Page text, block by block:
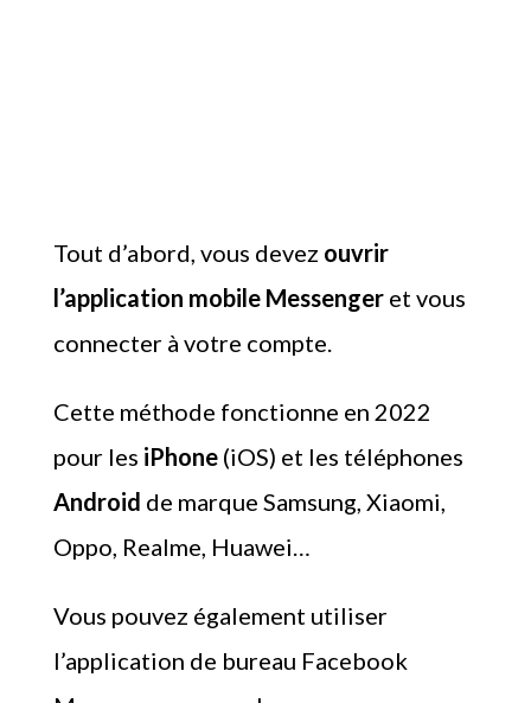
Tout d’abord, vous devez ouvrir
l’application mobile Messengeret vous
connecter à votre compte.
Cette méthode fonctionne en 2022
pour les iPhone(iOS) et les téléphones
Android de marque Samsung, Xiaomi,
Oppo, Realme, Huawei…
Vous pouvez également utiliser
l’application de bureau Facebook